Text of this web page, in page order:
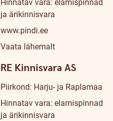
Hinnatav vara: elamispinnad
ja ärikinnisvara
www.pindi.ee
Vaata lähemalt
RE Kinnisvara AS
Piirkond: Harju- ja Raplamaa
Hinnatav vara: elamispinnad
ja ärikinnisvara